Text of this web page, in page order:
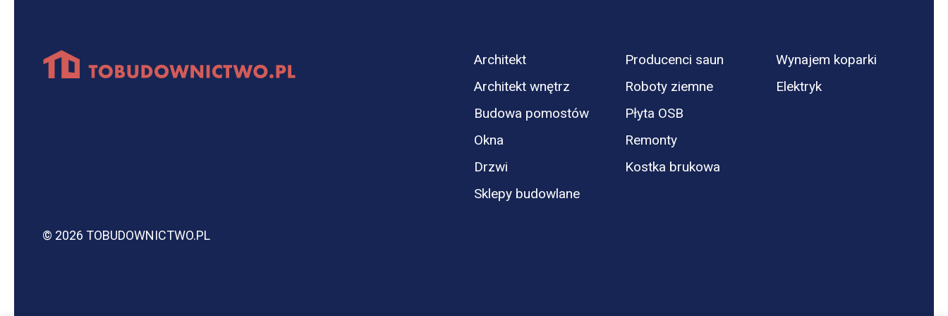
© 2026 TOBUDOWNICTWO.PL
Architekt
Architekt wnętrz
Budowa pomostów
Okna
Drzwi
Sklepy budowlane
Producenci saun
Roboty ziemne
Płyta OSB
Remonty
Kostka brukowa
Wynajem koparki
Elektryk